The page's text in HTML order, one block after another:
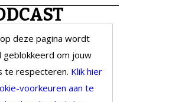
deze pagina wordt
geblokkeerd om jouw
te respecteren. Klik hier
voorkeuren aan te